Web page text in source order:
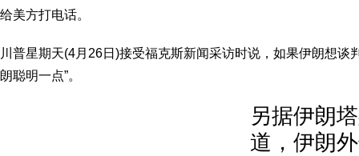
给美方打电话。
川普星期天(4月26日)接受福克斯新闻采访时说，如果伊朗想谈
朗聪明一点”。
另据伊朗
道，伊朗